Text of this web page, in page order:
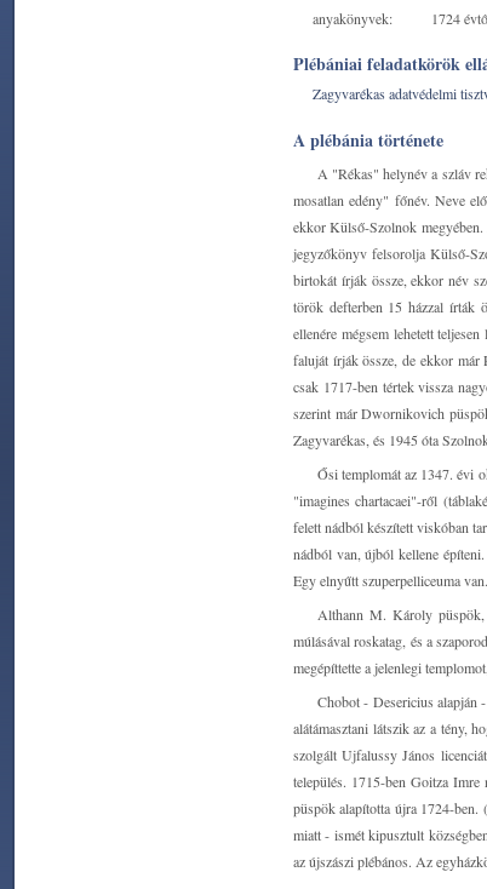
anyakönyvek:
1724
Plébániai feladatkörök
Zagyvarékas adatvédelmi
A plébánia története
A "Rékas" helynév a szláv
mosatlan edény" főnév. Neve
ekkor Külső-Szolnok
jegyzőkönyv felsorolja Külső-
birtokát írják össze, ekkor név
török defterben 15 házzal írták
ellenére mégsem lehetett
faluját írják össze, de ekkor már
csak 1717-ben tértek vissza
szerint már Dwornikovich
Zagyvarékas, és 1945 óta
Ősi templomát az 1347. évi
"imagines chartacaei"-ről
felett nádból készített viskóban
nádból van, újból kellene
Egy elnyűtt szuperpelliceuma
Althann M. Károly püspök,
múlásával roskatag, és a
megépíttette a jelenlegi
Chobot - Desericius alapján
alátámasztani látszik az a tény,
szolgált Ujfalussy János
település. 1715-ben Goitza
püspök alapította újra 1724-ben.
miatt - ismét kipusztult
az újszászi plébános. Az